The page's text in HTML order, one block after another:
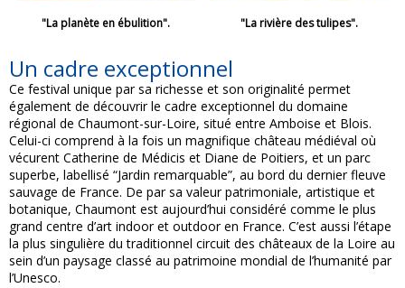
"La planète en ébulition". "La rivière des tulipes".
Un cadre exceptionnel
Ce festival unique par sa richesse et son originalité permet
également de découvrir le cadre exceptionnel du domaine
régional de Chaumont-sur-Loire, situé entre Amboise et Blois.
Celui-ci comprend à la fois un magnifique château médiéval où
vécurent Catherine de Médicis et Diane de Poitiers, et un parc
superbe, labellisé “Jardin remarquable”, au bord du dernier fleuve
sauvage de France. De par sa valeur patrimoniale, artistique et
botanique, Chaumont est aujourd’hui considéré comme le plus
grand centre d’art indoor et outdoor en France. C’est aussi l’étape
la plus singulière du traditionnel circuit des châteaux de la Loire au
sein d’un paysage classé au patrimoine mondial de l’humanité par
l’Unesco.